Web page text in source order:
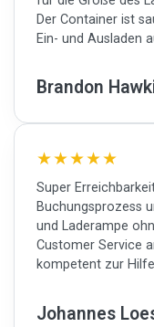
Der Container ist
Ein- und Ausladen
Brandon
Super
Buchungsprozess
und Laderampe
Customer Service
kompetent zur
Johannes